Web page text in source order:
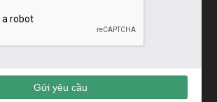
Gửi yêu cầu